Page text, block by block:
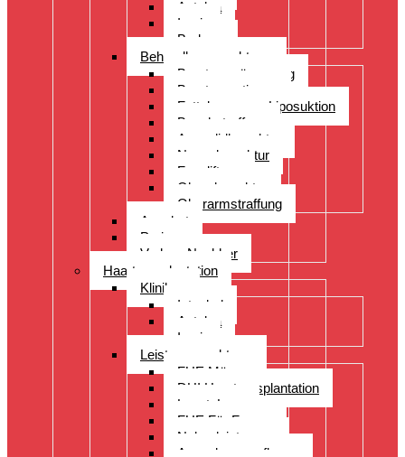
Antalya
Izmir
Bodrum
Behandlungsspektrum
Brustvergrösserung
Brustoperationen
Fettabsaugung Liposuktion
Bauchstraffung
Augenlidkorrektur
Nasenkorrektur
Faceliftung
Ohrenkorrektur
Oberarmstraffung
Angebot
Preise
Vorher- Nachher
Haartransplantation
Kliniken
Istanbul
Antalya
Izmir
Leistungsspektrum
FUE Männer
DHI Haartransplantation
LongtoLong
FUE Für Frauen
Nebenleistungen
Augenbrauenpflanzung